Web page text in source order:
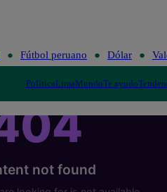
Fútbol peruano Dólar
PolíticaLimaMundoTe ayudo